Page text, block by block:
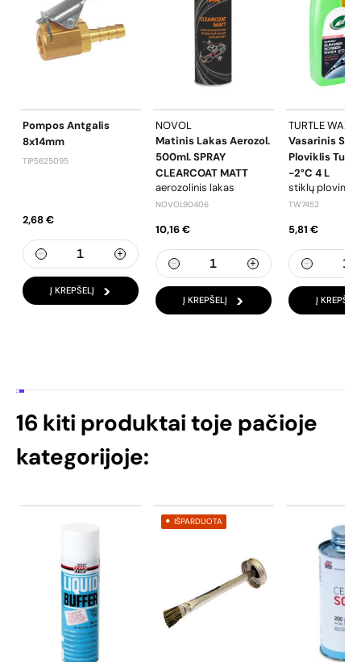
Pompos Antgalis
8x14mm
TIP5625095
2,68 €
Į KREPŠELĮ
NOVOL
Matinis Lakas Aerozol.
500ml. SPRAY
CLEARCOAT MATT
aerozolinis lakas
NOVOL90406
10,16 €
Į KREPŠELĮ
TURTLE WAX
Vasarinis
Ploviklis
-2°C 4 L
stiklų plovimo
TW7452
5,81 €
Į KREPŠELĮ
16 kiti produktai toje pačioje
kategorijoje:
IŠPARDUOTA